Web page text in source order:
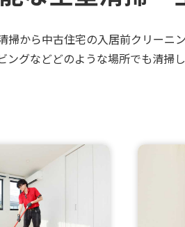
から中古住宅の入居前クリーニ
ングなどどのような場所でも清掃